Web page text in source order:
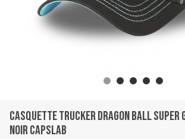
Casquette Trucker Dragon Ball Super
Noir Capslab